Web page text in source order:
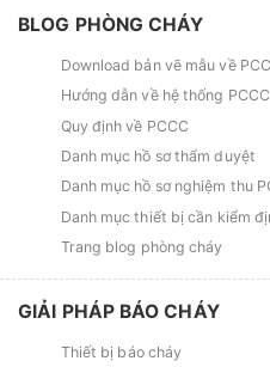
BLOG PHÒNG CHÁY
Download bản vẽ mẫu về
Hướng dẫn về hệ thống PCCC
Quy định về PCCC
Danh mục hồ sơ thẩm duyệt
Danh mục hồ sơ nghiệm thu
Danh mục thiết bị cần kiểm
Trang blog phòng cháy
GIẢI PHÁP BÁO CHÁY
Thiết bị báo cháy